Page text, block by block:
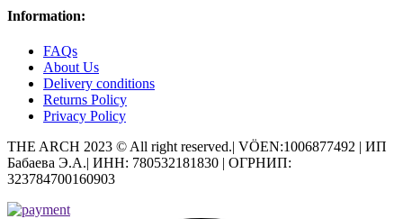
Information:
FAQs
About Us
Delivery conditions
Returns Policy
Privacy Policy
THE ARCH 2023 © All right reserved.| VÖEN:1006877492 | ИП
Бабаева Э.А.| ИНН: 780532181830 | ОГРНИП:
323784700160903